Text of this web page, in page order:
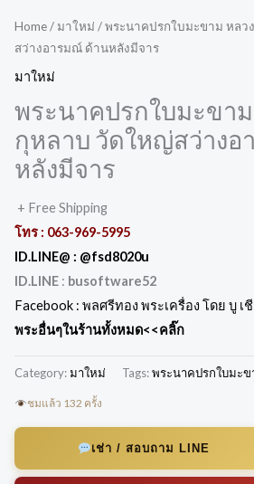
Home/ มาใหม่ / พระนาคปรกใบมะขาม หล
สว่างอารมณ์ ด้านหลังมีจาร
มาใหม่
พระนาคปรกใบมะขา
กุหลาบ วัดใหญ่สว่าง
หลังมีจาร
+ Free Shipping
โทร : 063-969-5995
ID.LINE@ : @fsd8020u
ID.LINE : busoftware52
Facebook : พลศรีทอง พระเครื่อง โดย บู เ
พระอื่นๆในร้านทั้งหมด<<คลิ๊ก
Category:มาใหม่ Tags:พระนาคปรกใบมะข
ชมแล้ว 132 ครั้ง
เช่า / สอบถาม LINE